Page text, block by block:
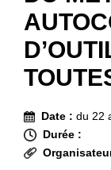
Date : du 22
Durée :